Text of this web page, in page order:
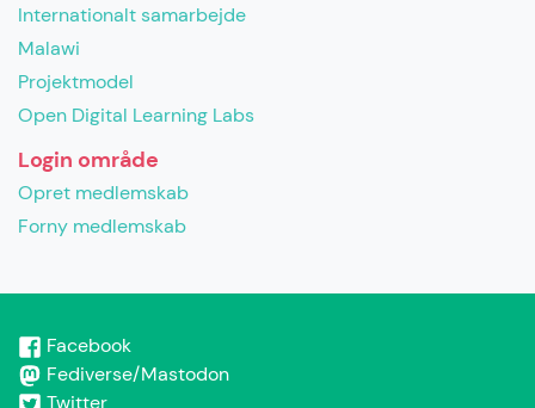
Internationalt samarbejde
Malawi
Projektmodel
Open Digital Learning Labs
Login område
Opret medlemskab
Forny medlemskab
Facebook
Fediverse/Mastodon
Twitter